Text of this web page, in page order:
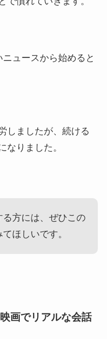
ュースから始めると
しましたが、続ける
なりました。
る方には、ぜひこの
ほしいです。
画でリアルな会話